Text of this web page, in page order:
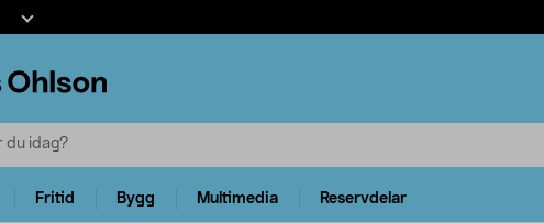
Fritid Bygg Multimedia Reservdelar